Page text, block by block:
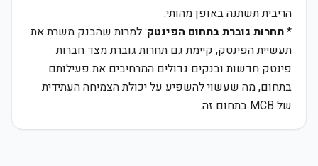
הריבית תשתנה באופן מהותי.
*תחרות גוברת בתחום הפינטק: למרות שהבנק משרת את
תעשיית הפינטק, קיימת גם תחרות גוברת מצד חברות
פינטק חדשות ובנקים גדולים המרחיבים את פעילותם
בתחום, מה שעשוי להשפיע על יכולת הצמיחה העתידית
של MCB בתחום זה.